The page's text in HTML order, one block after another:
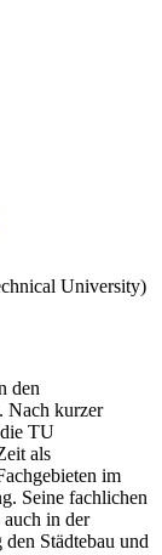
University)
den
Nach kurzer
TU
als
im
Seine fachlichen
in der
Städtebau und